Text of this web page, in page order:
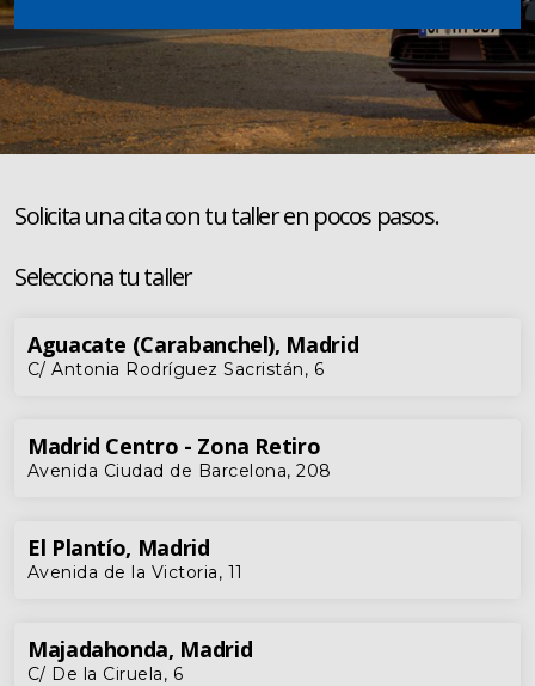
Posventa
Seguros
Gamboa
Solicita una cita con tu taller en pocos pasos.
Selecciona tu taller
Aguacate (Carabanchel), Madrid
C/ Antonia Rodríguez Sacristán, 6
Madrid Centro - Zona Retiro
Avenida Ciudad de Barcelona, 208
El Plantío, Madrid
Avenida de la Victoria, 11
Majadahonda, Madrid
C/ De la Ciruela, 6